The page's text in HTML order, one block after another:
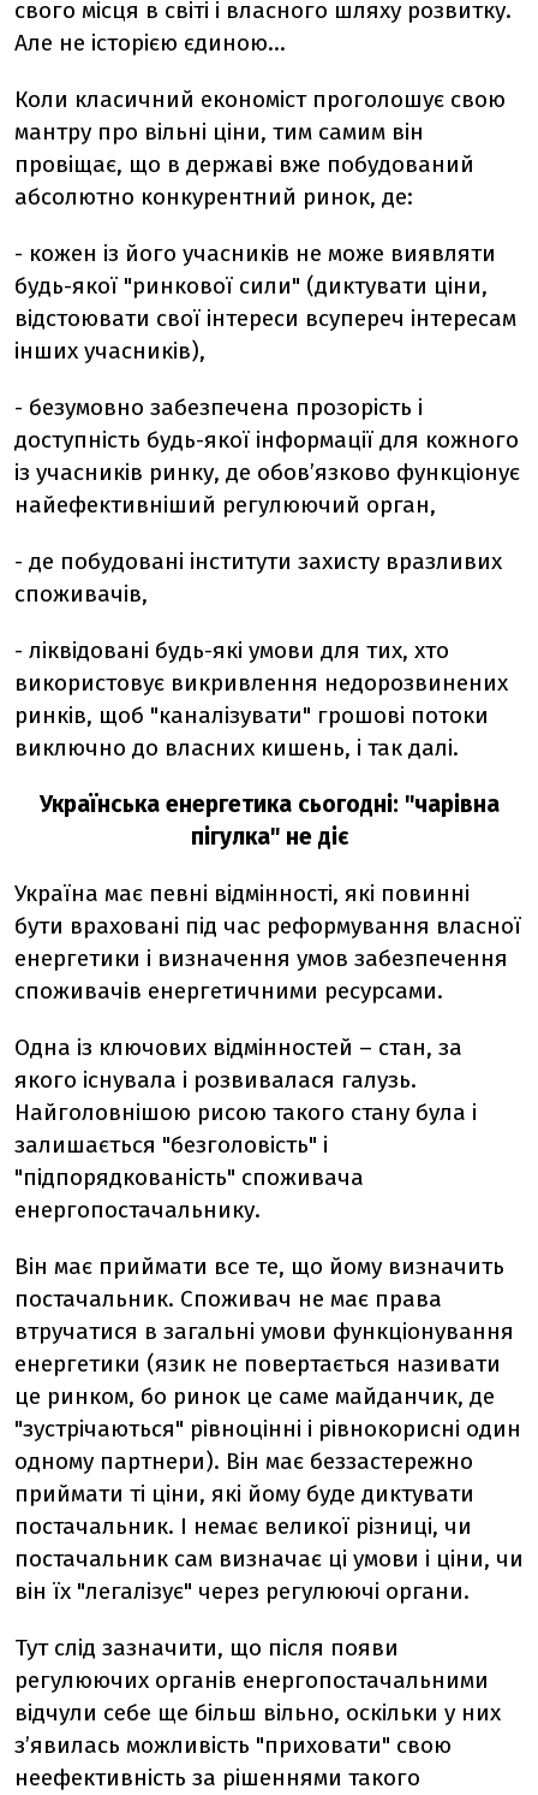
свого місця в світі і власного шляху розвитку.
Але не історією єдиною…
Коли класичний економіст проголошує свою
мантру про вільні ціни, тим самим він
провіщає, що в державі вже побудований
абсолютно конкурентний ринок, де:
- кожен із його учасників не може виявляти
будь-якої "ринкової сили" (диктувати ціни,
відстоювати свої інтереси всупереч інтересам
інших учасників),
- безумовно забезпечена прозорість і
доступність будь-якої інформації для кожного
із учасників ринку, де обов’язково функціонує
найефективніший регулюючий орган,
- де побудовані інститути захисту вразливих
споживачів,
- ліквідовані будь-які умови для тих, хто
використовує викривлення недорозвинених
ринків, щоб "каналізувати" грошові потоки
виключно до власних кишень, і так далі.
Українська енергетика сьогодні: "чарівна
пігулка" не діє
Україна має певні відмінності, які повинні
бути враховані під час реформування власної
енергетики і визначення умов забезпечення
споживачів енергетичними ресурсами.
Одна із ключових відмінностей – стан, за
якого існувала і розвивалася галузь.
Найголовнішою рисою такого стану була і
залишається "безголовість" і
"підпорядкованість" споживача
енергопостачальнику.
Він має приймати все те, що йому визначить
постачальник. Споживач не має права
втручатися в загальні умови функціонування
енергетики (язик не повертається називати
це ринком, бо ринок це саме майданчик, де
"зустрічаються" рівноцінні і рівнокорисні один
одному партнери). Він має беззастережно
приймати ті ціни, які йому буде диктувати
постачальник. І немає великої різниці, чи
постачальник сам визначає ці умови і ціни, чи
він їх "легалізує" через регулюючі органи.
Тут слід зазначити, що після появи
регулюючих органів енергопостачальними
відчули себе ще більш вільно, оскільки у них
з’явилась можливість "приховати" свою
неефективність за рішеннями такого